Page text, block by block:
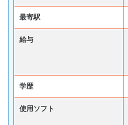
最寄駅
給与
学歴
使用ソフト